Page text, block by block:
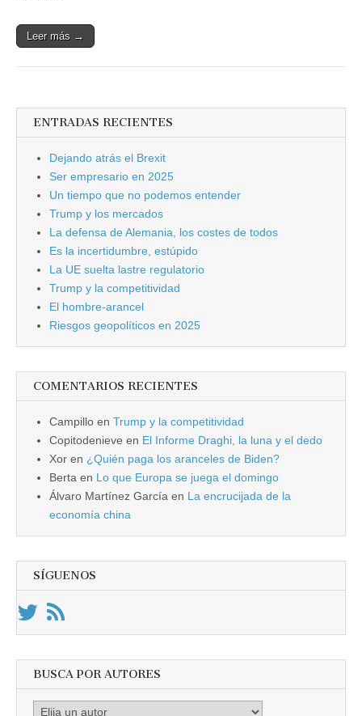
Leer más →
ENTRADAS RECIENTES
Dejando atrás el Brexit
Ser empresario en 2025
Un tiempo que no podemos entender
Trump y los mercados
La defensa de Alemania, los costes de todos
Es la incertidumbre, estúpido
La UE suelta lastre regulatorio
Trump y la competitividad
El hombre-arancel
Riesgos geopolíticos en 2025
COMENTARIOS RECIENTES
Campillo en Trump y la competitividad
Copitodenieve en El Informe Draghi, la luna y el dedo
Xor en ¿Quién paga los aranceles de Biden?
Berta en Lo que Europa se juega el domingo
Álvaro Martínez García en La encrucijada de la
economía china
SÍGUENOS
BUSCA POR AUTORES
Busca